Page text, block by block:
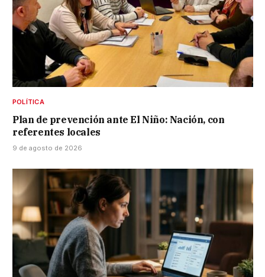
POLÍTICA
Plan de prevención ante El Niño: Nación, con
referentes locales
9 de agosto de 2026